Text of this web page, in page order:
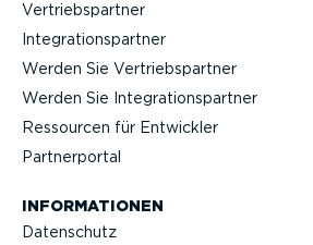
Vertriebs­partner
Integra­ti­ons­partner
Werden Sie Vertriebs­partner
Werden Sie Integra­ti­ons­partner
Ressourcen für Entwickler
Partner­portal
INFOR­MA­TIONEN
Datenschutz